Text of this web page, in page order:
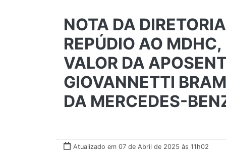
NOTA DA
REPÚDIO AO
VALOR DA
GIOVANNETTI
DA MERCEDES-
Atualizado em 07 de Abril de 2025 às 11h02